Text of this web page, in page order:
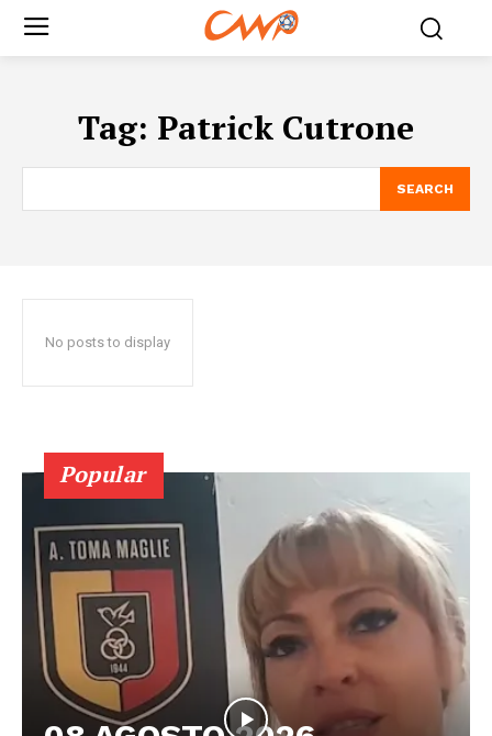
Tag: Patrick Cutrone
SEARCH
No posts to display
Popular